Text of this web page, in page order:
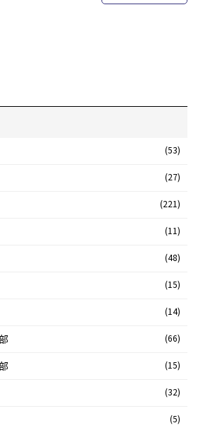
(53)
(27)
(221)
(11)
(48)
(15)
(14)
(66)
(15)
(32)
(5)